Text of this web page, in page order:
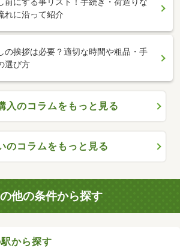
れに沿って紹介
の挨拶は必要？適切な時間や粗品・手
選び方
入のコラムをもっと見る
のコラムをもっと見る
他の条件から探す
から探す